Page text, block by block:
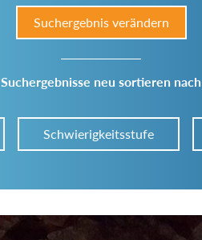
Suchergebnis verändern
Suchergebnisse neu sortieren nach
Schwierigkeitsstufe